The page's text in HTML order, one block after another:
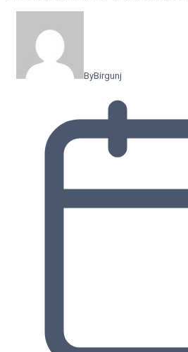
ByBirgunj